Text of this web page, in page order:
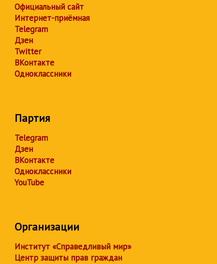
Официальный сайт
Интернет-приёмная
Telegram
Дзен
Twitter
ВКонтакте
Одноклассники
Партия
Telegram
Дзен
ВКонтакте
Одноклассники
YouTube
Организации
Институт «Справедливый мир»
Центр защиты прав граждан